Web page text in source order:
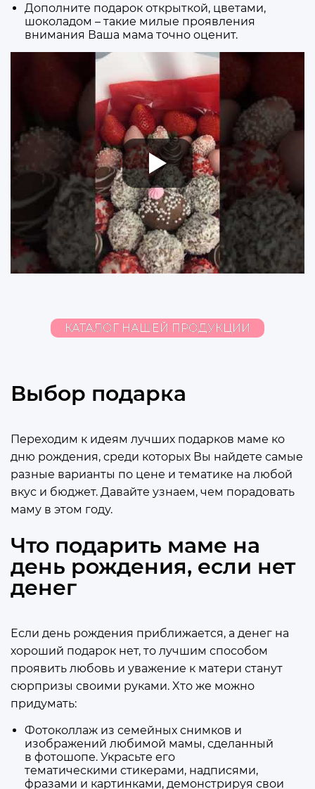
Дополните подарок открыткой, цветами,
шоколадом – такие милые проявления
внимания Ваша мама точно оценит.
КАТАЛОГ НАШЕЙ ПРОДУКЦИИ
Выбор подарка
Переходим к идеям лучших подарков маме ко
дню рождения, среди которых Вы найдете самые
разные варианты по цене и тематике на любой
вкус и бюджет. Давайте узнаем, чем порадовать
маму в этом году.
Что подарить маме на
день рождения, если нет
денег
Если день рождения приближается, а денег на
хороший подарок нет, то лучшим способом
проявить любовь и уважение к матери станут
сюрпризы своими руками. Xто же можно
придумать:
Фотоколлаж из семейных снимков и
изображений любимой мамы, сделанный
в фотошопе. Украсьте его
тематическими стикерами, надписями,
фразами и картинками, демонстрируя свои